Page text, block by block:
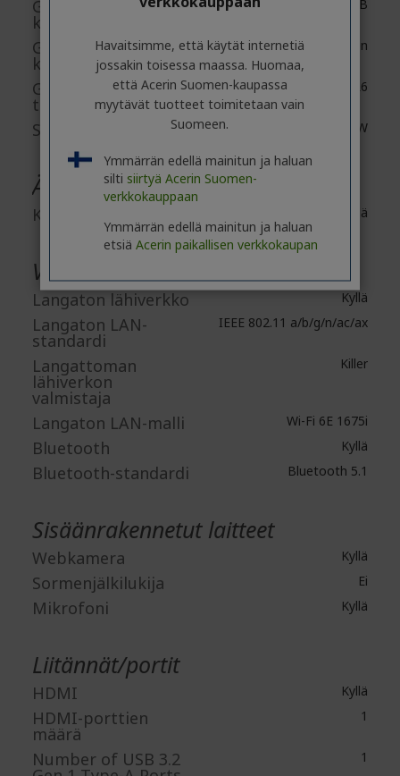
Grafiikkamuistin
kapasiteetti
12 GB
Grafiikkamuistin
käytettävyys
Laitteistokohtainen
Grafiikkamuistin
tekniikka
GDDR6
Suurin grafiikkateho Korkeintaan 165 W
Äänet
Kaiuttimet Kyllä
Verkko ja tietoliikenne
Langaton lähiverkko Kyllä
Langaton LAN-
standardi
IEEE 802.11 a/b/g/n/ac/ax
Langattoman
lähiverkon
valmistaja
Killer
Langaton LAN-malli Wi-Fi 6E 1675i
Bluetooth Kyllä
Bluetooth-standardi Bluetooth 5.1
Sisäänrakennetut laitteet
Webkamera Kyllä
Sormenjälkilukija Ei
Mikrofoni Kyllä
Liitännät/portit
HDMI Kyllä
HDMI-porttien
määrä
1
Number of USB 3.2 1
Havaitsimme, että käytät internetiä
jossakin toisessa maassa. Huomaa,
että Acerin Suomen-kaupassa
myytävät tuotteet toimitetaan vain
Suomeen.
Ymmärrän edellä mainitun ja haluan
silti siirtyä Acerin Suomen-
verkkokauppaan
Ymmärrän edellä mainitun ja haluan
etsiä Acerin paikallisen verkkokaupan